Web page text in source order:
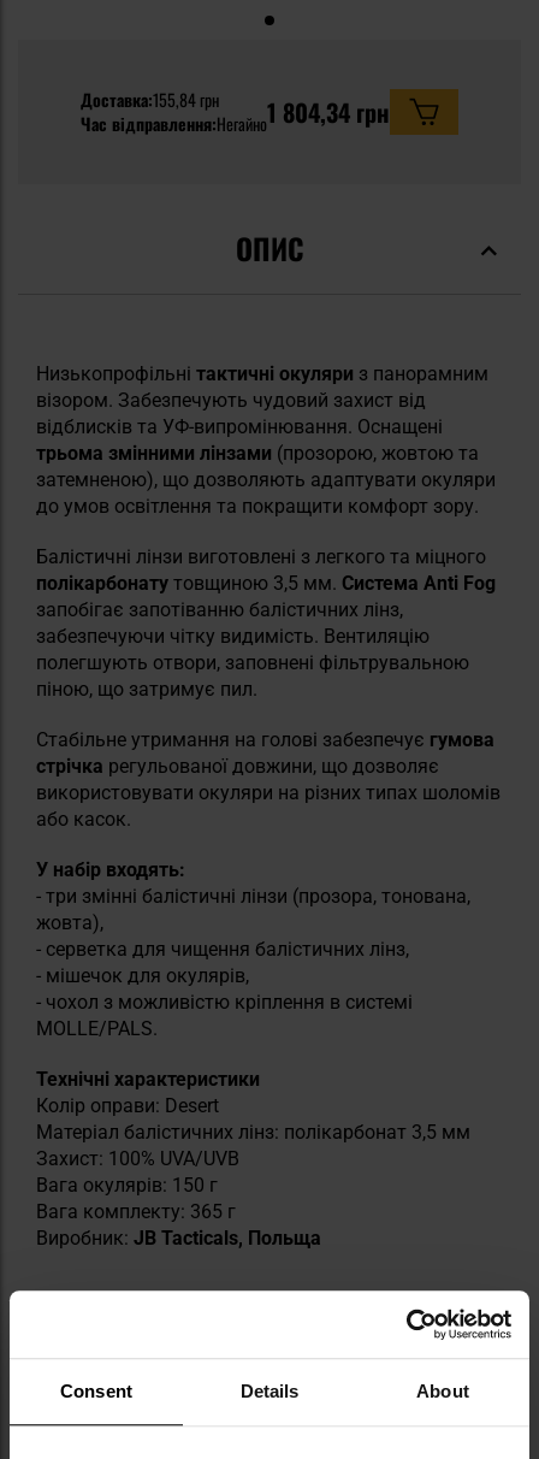
Consent Details About
Доставка:155,84 грн
Час відправлення:Негайно1 804,34 грн
ОПИС
Низькопрофільні тактичні окуляри з панорамним
візором. Забезпечують чудовий захист від
відблисків та УФ-випромінювання. Оснащені
трьома змінними лінзами (прозорою, жовтою та
затемненою), що дозволяють адаптувати окуляри
до умов освітлення та покращити комфорт зору.
Балістичні лінзи виготовлені з легкого та міцного
полікарбонату товщиною 3,5 мм. Система Anti Fog
запобігає запотіванню балістичних лінз,
забезпечуючи чітку видимість. Вентиляцію
полегшують отвори, заповнені фільтрувальною
піною, що затримує пил.
Стабільне утримання на голові забезпечує гумова
стрічка регульованої довжини, що дозволяє
використовувати окуляри на різних типах шоломів
або касок.
У набір входять:
- три змінні балістичні лінзи (прозора, тонована,
жовта),
- серветка для чищення балістичних лінз,
- мішечок для окулярів,
- чохол з можливістю кріплення в системі
MOLLE/PALS.
Технічні характеристики
Колір оправи: Desert
Матеріал балістичних лінз: полікарбонат 3,5 мм
Захист: 100% UVA/UVB
Вага окулярів: 150 г
Вага комплекту: 365 г
Виробник: JB Tacticals, Польща
Інформація про виробника та техніку безпеки
ТЕХНІЧНІ ДАНІ